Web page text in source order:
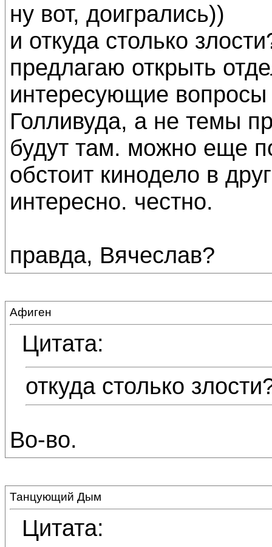
ну вот, доигрались))
и откуда столько
предлагаю открыть
интересующие вопросы
Голливуда, а не темы
будут там. можно еще
обстоит кинодело в
интересно. честно.
правда, Вячеслав?
Афиген
Цитата:
откуда столько
Во-во.
Танцующий Дым
Цитата: